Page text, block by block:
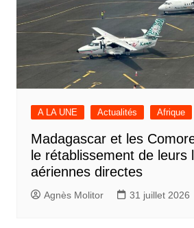
A LA UNE Actualités Afrique
Madagascar et les
le rétablissement de leurs
aériennes directes
Agnès Molitor 31 juillet 2026